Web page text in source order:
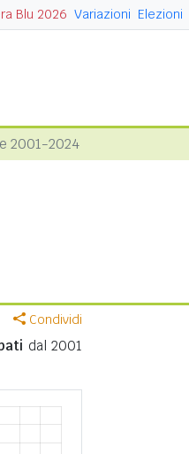
Blu 2026 Variazioni Elezioni
2001-2024
Condividi
dal 2001